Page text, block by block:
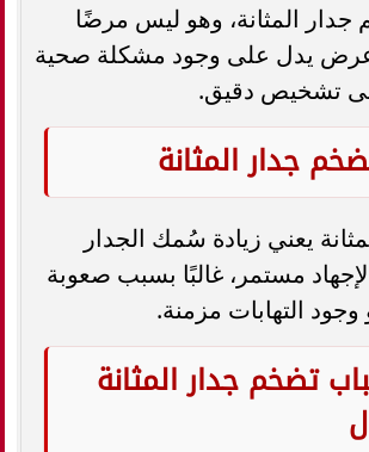
المثانة، وهو ليس مرضًا
عرض يدل على وجود مشكلة صحية
تشخيص دقيق.
جدار المثانة
يعني زيادة سُمك الجدار
مستمر، غالبًا بسبب صعوبة
التهابات مزمنة.
تضخم جدار المثانة